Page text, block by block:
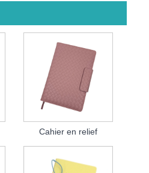
Cahier en relief